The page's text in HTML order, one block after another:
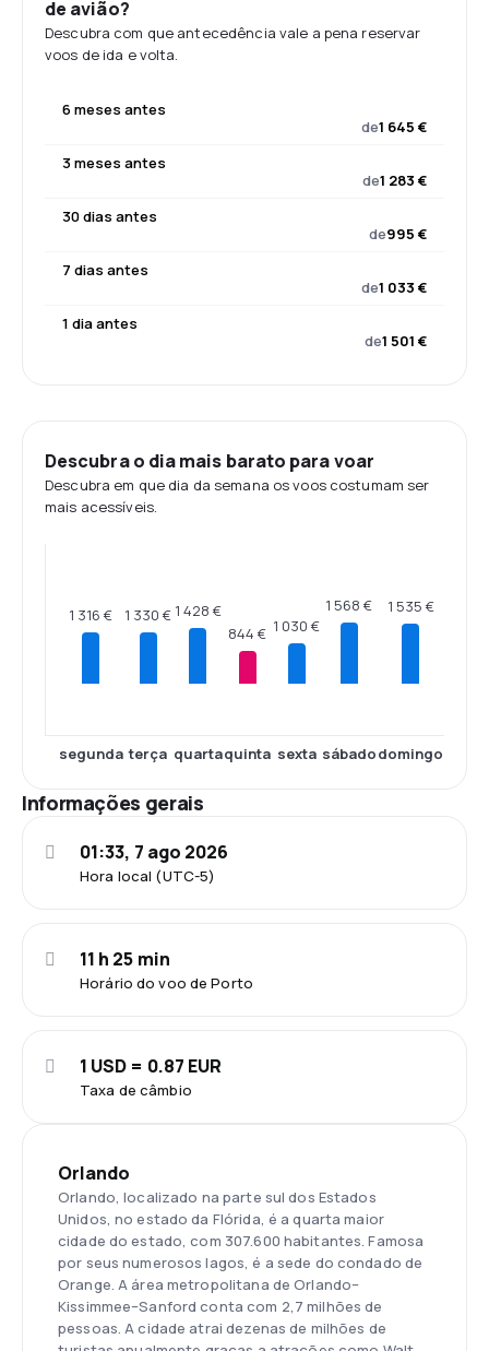
de avião?
Descubra com que antecedência vale a pena reservar
voos de ida e volta.
6 meses antes
de1 645 €
3 meses antes
de1 283 €
30 dias antes
de995 €
7 dias antes
de1 033 €
1 dia antes
de1 501 €
Descubra o dia mais barato para voar
Descubra em que dia da semana os voos costumam ser
mais acessíveis.
1 316 €
segunda
1 330 €
terça
1 428 €
quarta
844 €
quinta
1 030 €
sexta
1 568 €
sábado
1 535 €
domingo
Informações gerais
Hora local (UTC-5)
01:33, 7 ago 2026
Horário do voo de Porto
11 h 25 min
Taxa de câmbio
1 USD = 0.87 EUR
Orlando
Orlando, localizado na parte sul dos Estados
Unidos, no estado da Flórida, é a quarta maior
cidade do estado, com 307.600 habitantes. Famosa
por seus numerosos lagos, é a sede do condado de
Orange. A área metropolitana de Orlando–
Kissimmee–Sanford conta com 2,7 milhões de
pessoas. A cidade atrai dezenas de milhões de